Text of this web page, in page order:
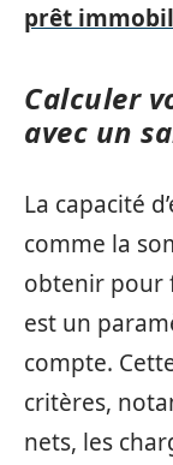
prêt
Calculer
avec un
La capacité
comme la
obtenir pour
est un
compte.
critères,
nets, les